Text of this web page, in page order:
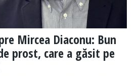
Mircea Diaconu: Bun
prost, care a găsit pe